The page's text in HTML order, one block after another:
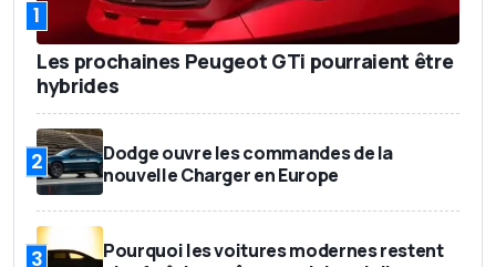
1
Les prochaines Peugeot GTi pourraient être
hybrides
2
Dodge ouvre les commandes de la
nouvelle Charger en Europe
3
Pourquoi les voitures modernes restent